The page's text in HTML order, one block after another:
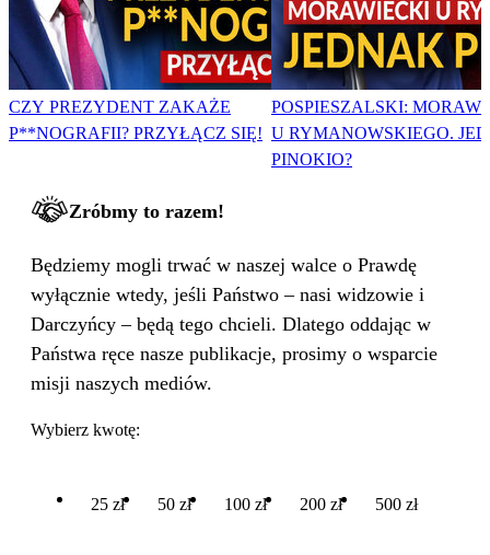
CZY PREZYDENT ZAKAŻE
P**NOGRAFII? PRZYŁĄCZ SIĘ!
POSPIESZALSKI:
U RYMANOWSKIEGO.
PINOKIO?
Zróbmy to razem!
Będziemy mogli trwać w naszej walce o Prawdę
wyłącznie wtedy, jeśli Państwo – nasi widzowie i
Darczyńcy – będą tego chcieli. Dlatego oddając w
Państwa ręce nasze publikacje, prosimy o wsparcie
misji naszych mediów.
Wybierz kwotę:
25 zł 50 zł 100 zł 200 zł 500 zł